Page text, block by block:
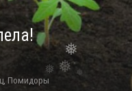
Помидоры